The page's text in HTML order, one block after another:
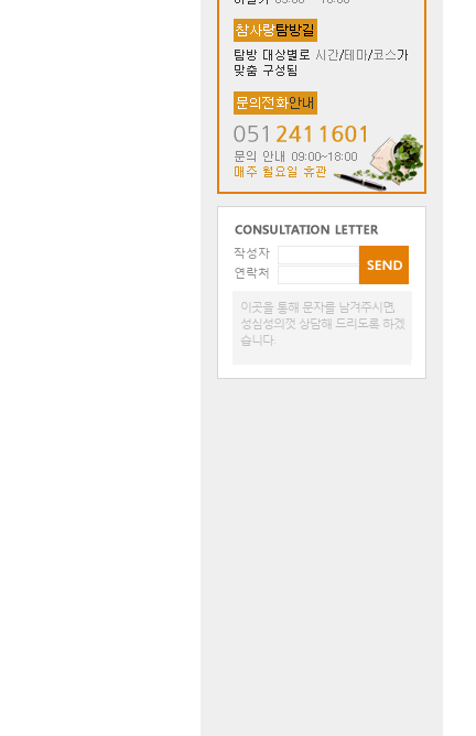
작성자
연락처
이곳을 통해 문자를 남겨주시면,
성심성의껏 상담해 드리도록 하겠
습니다.